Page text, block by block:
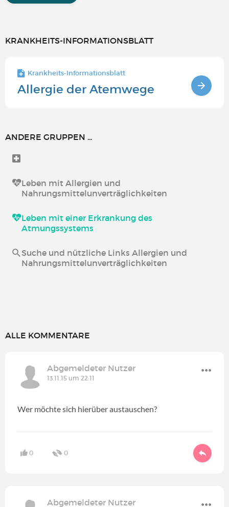
KRANKHEITS-INFORMATIONSBLATT
Krankheits-Informationsblatt
Allergie der Atemwege
ANDERE GRUPPEN ...
Leben mit Allergien und
Nahrungsmittelunverträglichkeiten
Leben mit einer Erkrankung des
Atmungssystems
Suche und nützliche Links Allergien und
Nahrungsmittelunverträglichkeiten
ALLE KOMMENTARE
Abgemeldeter Nutzer
13.11.15 um 22:11
Wer möchte sich hierüber austauschen?
0 0
Abgemeldeter Nutzer